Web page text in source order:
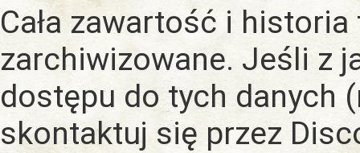
Cała zawartość i historia
zarchiwizowane. Jeśli z
dostępu do tych danych
skontaktuj się przez